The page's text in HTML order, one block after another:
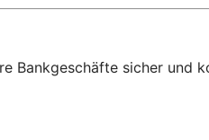
Bankgeschäfte sicher und